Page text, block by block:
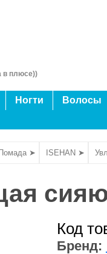
в плюсе))
Ногти
Волосы
Помада ➤ ISEHAN ➤
Код
Бренд: